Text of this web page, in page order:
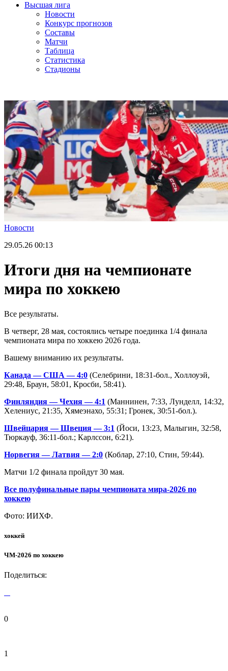
Высшая лига
Новости
Конкурс прогнозов
Составы
Матчи
Таблица
Статистика
Стадионы
Новости
29.05.26 00:13
Итоги дня на чемпионате
мира по хоккею
Все результаты.
В четверг, 28 мая, состоялись четыре поединка 1/4 финала
чемпионата мира по хоккею 2026 года.
Вашему вниманию их результаты.
Канада — США — 4:0 (Селебрини, 18:31-бол., Холлоуэй,
29:48, Браун, 58:01, Кросби, 58:41).
Финляндия — Чехия — 4:1 (Маннинен, 7:33, Лунделл, 14:32,
Хелениус, 21:35, Хямеэнахо, 55:31; Гронек, 30:51-бол.).
Швейцария — Швеция — 3:1 (Йоси, 13:23, Малыгин, 32:58,
Тюркауф, 36:11-бол.; Карлссон, 6:21).
Норвегия — Латвия — 2:0 (Коблар, 27:10, Стин, 59:44).
Матчи 1/2 финала пройдут 30 мая.
Все полуфинальные пары чемпионата мира-2026 по
хоккею
Фото: ИИХФ.
хоккей
ЧМ-2026 по хоккею
Поделиться:
0
1